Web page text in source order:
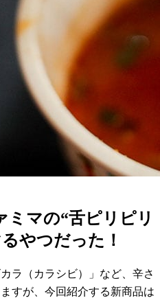
ミマの“舌ピリピリ
やつだった！
ラ（カラシビ）」など、辛さ
すが、今回紹介する新商品は